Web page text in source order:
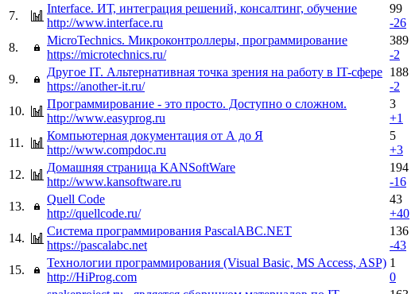
7.
Interface. ИТ, интеграция решений, консалтинг, обучение
http://www.interface.ru
99
-26
8.
MicroTechnics. Микроконтроллеры, программирование
https://microtechnics.ru/
389
-2
9.
Другое IT. Альтернативная точка зрения на работу в IT-сфере
https://another-it.ru/
188
-2
10.
Программирование - это просто. Доступно о сложном.
http://www.easyprog.ru
3
+1
11.
Компьютерная документация от А до Я
http://www.compdoc.ru
5
+3
12.
Домашняя страница KANSoftWare
http://www.kansoftware.ru
194
-16
13.
Quell Code
http://quellcode.ru/
43
+40
14.
Система программирования PascalABC.NET
https://pascalabc.net
136
-43
15.
Технологии программирования (Visual Basic, MS Access, ASP)
http://HiProg.com
1
0